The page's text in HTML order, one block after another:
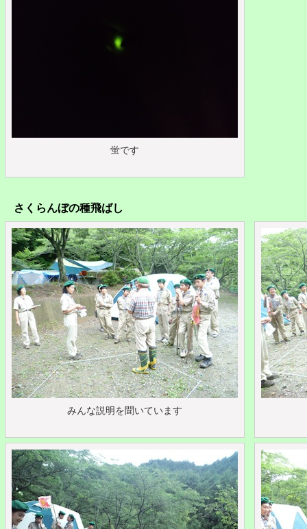
蛍です
さくらんぼの種飛ばし
みんな説明を聞いています